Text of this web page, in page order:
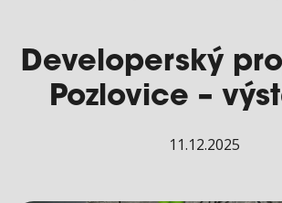
Developerský
Pozlovice –
11.12.2025